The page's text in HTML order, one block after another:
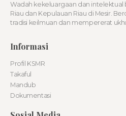
Wadah kekeluargaan dan intelektual
Riau dan Kepulauan Riau di Mesir.
tradisi keilmuan dan mempererat
Informasi
Profil KSMR
Takaful
Mandub
Dokumentasi